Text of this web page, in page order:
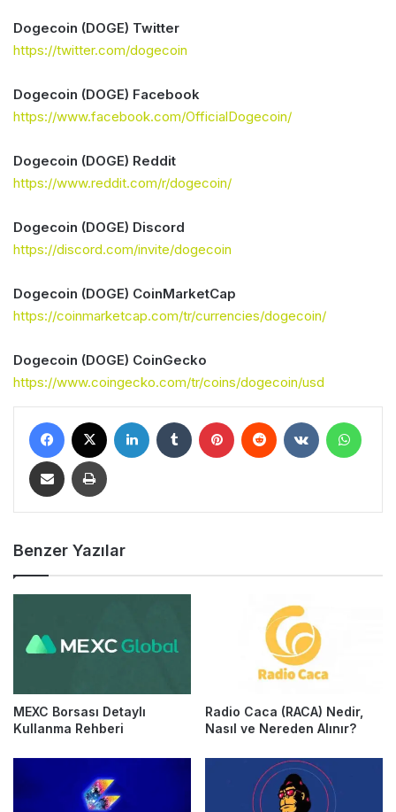
Dogecoin (DOGE) Twitter
https://twitter.com/dogecoin
Dogecoin (DOGE) Facebook
https://www.facebook.com/OfficialDogecoin/
Dogecoin (DOGE) Reddit
https://www.reddit.com/r/dogecoin/
Dogecoin (DOGE) Discord
https://discord.com/invite/dogecoin
Dogecoin (DOGE) CoinMarketCap
https://coinmarketcap.com/tr/currencies/dogecoin/
Dogecoin (DOGE) CoinGecko
https://www.coingecko.com/tr/coins/dogecoin/usd
Benzer Yazılar
MEXC Borsası Detaylı
Kullanma Rehberi
Radio Caca (RACA) Nedir,
Nasıl ve Nereden Alınır?